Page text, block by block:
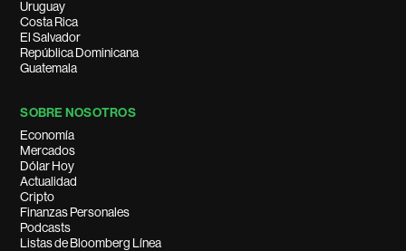
Uruguay
Costa Rica
El Salvador
República Dominicana
Guatemala
SOBRE NOSOTROS
Economía
Mercados
Dólar Hoy
Actualidad
Cripto
Finanzas Personales
Podcasts
Listas de Bloomberg Línea